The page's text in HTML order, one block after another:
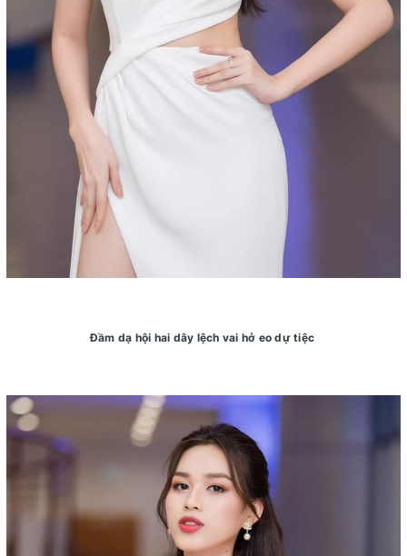
Đầm dạ hội hai dây lệch vai hở eo dự tiệc